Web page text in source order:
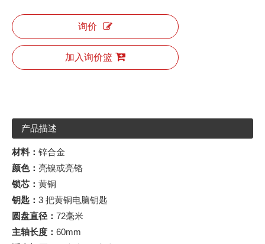
询价
加入询价篮
产品描述
材料： 锌合金
颜色： 亮镍或亮铬
锁芯： 黄铜
钥匙： 3 把黄铜电脑钥匙
圆盘直径： 72毫米
主轴长度： 60mm